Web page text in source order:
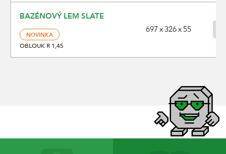
BAZÉNOVÝ LEM SLATE
NOVINKA
OBLOUK R 1,45
697 x 326 x 55